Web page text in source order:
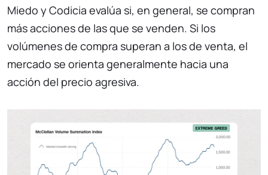
Miedo y Codicia evalúa si, en general, se compran
más acciones de las que se venden. Si los
volúmenes de compra superan a los de venta, el
mercado se orienta generalmente hacia una
acción del precio agresiva.